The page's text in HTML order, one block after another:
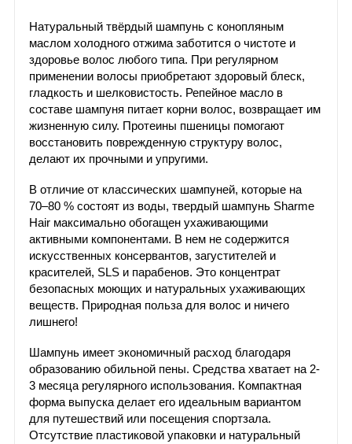
Натуральный твёрдый шампунь с конопляным
маслом холодного отжима заботится о чистоте и
здоровье волос любого типа. При регулярном
применении волосы приобретают здоровый блеск,
гладкость и шелковистость. Репейное масло в
составе шампуня питает корни волос, возвращает им
жизненную силу. Протеины пшеницы помогают
восстановить поврежденную структуру волос,
делают их прочными и упругими.
В отличие от классических шампуней, которые на
70–80 % состоят из воды, твердый шампунь Sharme
Hair максимально обогащен ухаживающими
активными компонентами. В нем не содержится
искусственных консервантов, загустителей и
красителей, SLS и парабенов. Это концентрат
безопасных моющих и натуральных ухаживающих
веществ. Природная польза для волос и ничего
лишнего!
Шампунь имеет экономичный расход благодаря
образованию обильной пены. Средства хватает на 2-
3 месяца регулярного использования. Компактная
форма выпуска делает его идеальным вариантом
для путешествий или посещения спортзала.
Отсутствие пластиковой упаковки и натуральный